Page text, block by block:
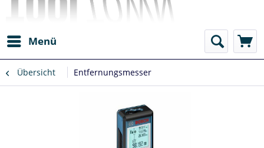
Menü
Übersicht Entfernungsmesser